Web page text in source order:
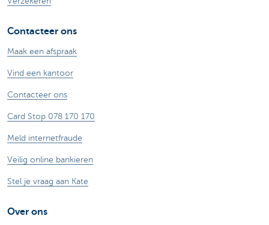
Contacteer ons
Maak een afspraak
Vind een kantoor
Contacteer ons
Card Stop 078 170 170
Meld internetfraude
Veilig online bankieren
Stel je vraag aan Kate
Over ons